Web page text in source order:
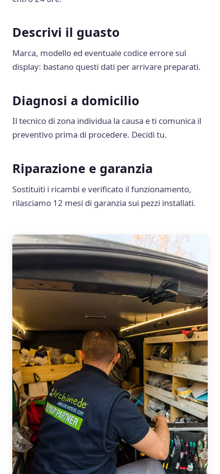
Descrivi il guasto
Marca, modello ed eventuale codice errore sul
display: bastano questi dati per arrivare preparati.
Diagnosi a domicilio
Il tecnico di zona individua la causa e ti comunica il
preventivo prima di procedere. Decidi tu.
Riparazione e garanzia
Sostituiti i ricambi e verificato il funzionamento,
rilasciamo 12 mesi di garanzia sui pezzi installati.